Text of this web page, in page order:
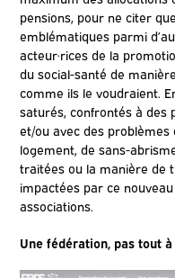
pensions, pour ne citer
emblématiques parmi
acteur·rices de la
du social-santé de
comme ils le voudraient.
saturés, confrontés à des
et/ou avec des problèmes
logement, de sans-
traitées ou la manière de
impactées par ce
associations.
Une fédération, pas tout